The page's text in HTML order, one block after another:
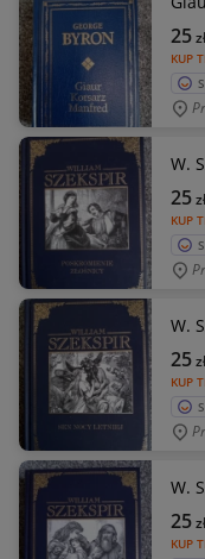
KUP
25
W.
KUP
25
W.
KUP
25
W.
KUP
25